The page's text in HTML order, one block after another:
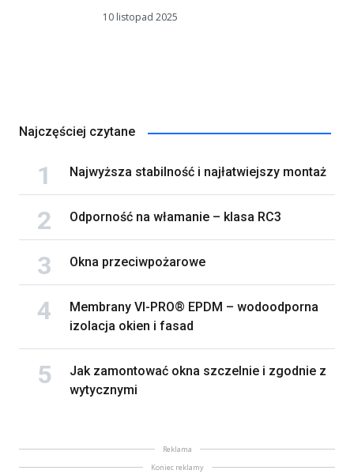
10 listopad 2025
Najczęściej czytane
Najwyższa stabilność i najłatwiejszy montaż
Odporność na włamanie – klasa RC3
Okna przeciwpożarowe
Membrany VI-PRO® EPDM – wodoodporna
izolacja okien i fasad
Jak zamontować okna szczelnie i zgodnie z
wytycznymi
Reklama
Koniec reklamy